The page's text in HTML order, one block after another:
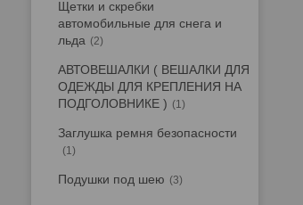
Щетки и скребки
автомобильные для снега и
льда
2
АВТОВЕШАЛКИ ( ВЕШАЛКИ ДЛЯ
ОДЕЖДЫ ДЛЯ КРЕПЛЕНИЯ НА
ПОДГОЛОВНИКЕ )
1
Заглушка ремня безопасности
1
Подушки под шею 3